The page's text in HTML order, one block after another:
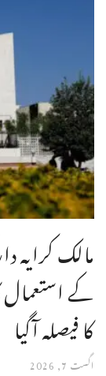
مالک کرایہ
کے
کا فیصلہ آگیا
اگست 7, 2026